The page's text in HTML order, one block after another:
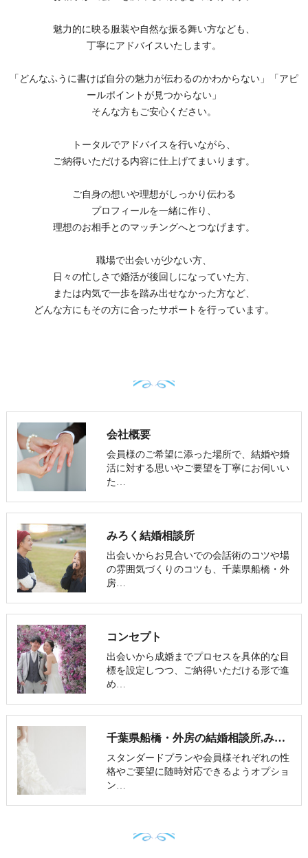
魅力的に映る服装や自然な振る舞い方なども、
丁寧にアドバイスいたします。
「どんなふうに書けば自分の魅力が伝わるのかわからない」「アピ
ールポイントが見つからない」
そんな方もご安心ください。
トータルでアドバイスを行いながら、
ご納得いただける内容に仕上げてまいります。
ご自身の想いや理想がしっかり伝わる
プロフィールを一緒に作り、
理想のお相手とのマッチングへとつなげます。
職場で出会いが少ない方、
日々の忙しさで婚活が後回しになっていた方、
または内気で一歩を踏み出せなかった方など、
どんな方にもその方に合ったサポートを行っています。
会社概要
会員様のご希望に添った場所で、結婚や婚
活に対する思いやご要望を丁寧にお伺いい
た…
みろく結婚相談所
出会いからお見合いでの会話術のコツや場
の雰囲気づくりのコツも、千葉県船橋・外
房…
コンセプト
出会いから成婚までプロセスを具体的な目
標を設定しつつ、ご納得いただける形で進
め…
千葉県船橋・外房の結婚相談所,みろく結婚相談所
スタンダードプランや会員様それぞれの性
格やご要望に随時対応できるようオプショ
ン…